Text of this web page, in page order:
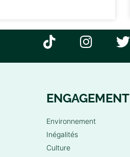
ENGAGEMENT
Environnement
Inégalités
Culture